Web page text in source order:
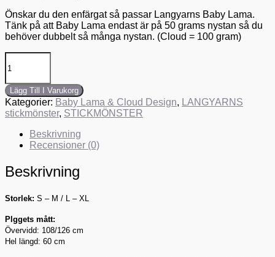
Önskar du den enfärgat så passar Langyarns Baby Lama.
Tänk på att Baby Lama endast är på 50 grams nystan så du
behöver dubbelt så många nystan. (Cloud = 100 gram)
Lägg Till I Varukorg
Kategorier: Baby Lama & Cloud Design, LANGYARNS
stickmönster, STICKMÖNSTER
Beskrivning
Recensioner (0)
Beskrivning
Storlek: S – M / L – XL
Plggets mått:
Övervidd: 108/126 cm
Hel längd: 60 cm